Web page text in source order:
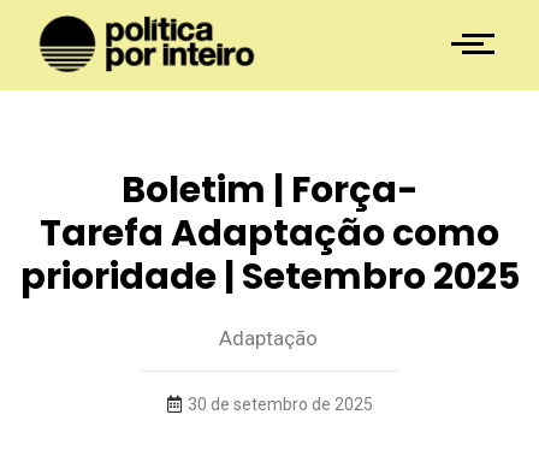
Boletim | Força-
Tarefa Adaptação como
prioridade | Setembro 2025
Adaptação
30 de setembro de 2025